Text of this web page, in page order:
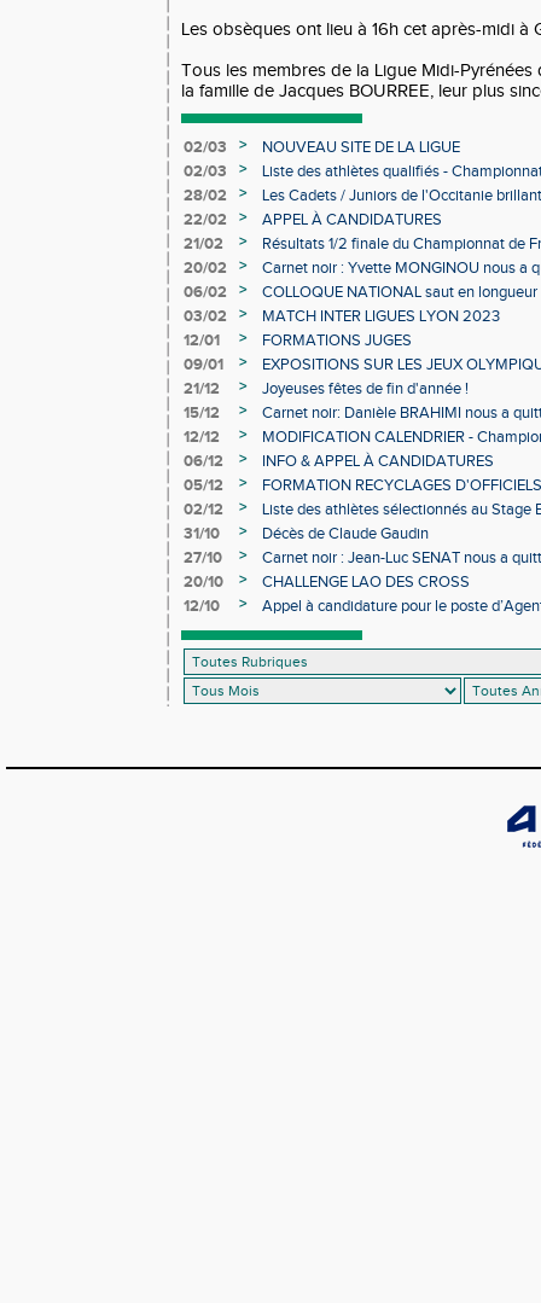
Les obsèques ont lieu à 16h cet après-midi à
Tous les membres de la Ligue Midi-
la famille de Jacques BOURREE, leur plus
02/03 >
NOUVEAU SITE DE LA LIGUE
02/03
>
Liste des athlètes qualifiés -
Individuels en salle
28/02 >
Les Cadets / Juniors de l'Occitanie
22/02
>
APPEL À CANDIDATURES
21/02
>
Résultats 1/2 finale du Championnat de
20/02
>
Carnet noir : Yvette MONGINOU nous a
06/02
>
COLLOQUE NATIONAL saut en
03/02
>
MATCH INTER LIGUES LYON 2023
12/01
>
FORMATIONS JUGES
09/01
>
EXPOSITIONS SUR LES JEUX
21/12
>
Joyeuses fêtes de fin d'année !
15/12
>
Carnet noir: Danièle BRAHIMI nous a
12/12
>
MODIFICATION CALENDRIER -
06/12
>
INFO & APPEL À CANDIDATURES
05/12
>
FORMATION RECYCLAGES D'OFFICIELS
02/12
>
Liste des athlètes sélectionnés au Stage
31/10
>
Décès de Claude Gaudin
27/10
>
Carnet noir : Jean-Luc SENAT nous a
20/10
>
CHALLENGE LAO DES CROSS
12/10
>
Appel à candidature pour le poste